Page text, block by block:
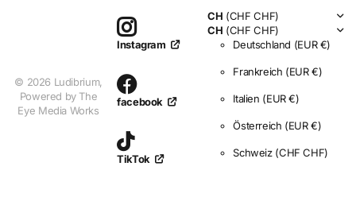
© 2026 Ludibrium,
Powered by The
Eye Media Works
Instagram
facebook
TikTok
CH (CHF CHF)
CH (CHF CHF)
Deutschland (EUR €)
Frankreich (EUR €)
Italien (EUR €)
Österreich (EUR €)
Schweiz (CHF CHF)